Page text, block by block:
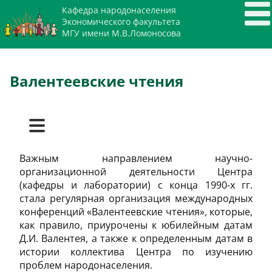
Кафедра народонаселения
Экономического факультета
МГУ имени М.В.Ломоносова
Валентеевские чтения
XI Валентеевские чтения
X Валентеевские чтения
IX Валентеевские чтения
VIII Валентеевские чтения
Важным направлением научно-
организационной деятельности Центра
(кафедры и лаборатории) с конца 1990-х гг.
стала регулярная организация международных
конференций «Валентеевские чтения», которые,
как правило, приурочены к юбилейным датам
Д.И. Валентея, а также к определенным датам в
истории коллектива Центра по изучению
проблем народонаселения.